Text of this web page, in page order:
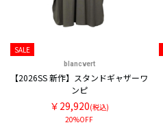
SALE
blancvert
【2026SS 新作】スタンドギャザーワ
ンピ
￥29,920(税込)
20%OFF